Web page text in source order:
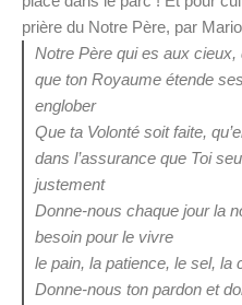
prière du Notre Père, par
Notre Père qui es aux
que ton Royaume étende
englober
Que ta Volonté soit faite,
dans l’assurance que Toi
justement
Donne-nous chaque jour la
besoin pour le vivre
le pain, la patience, le sel, la
Donne-nous ton pardon et